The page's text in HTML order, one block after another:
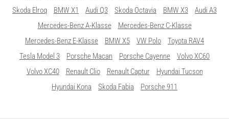
Skoda Elroq
BMW X1 Audi Q3 Skoda Octavia BMW X3
Audi A3
Mercedes-Benz A-Klasse
Mercedes-Benz C-Klasse
Mercedes-Benz E-Klasse
BMW X5 VW Polo
Toyota RAV4
Tesla Model 3
Porsche Macan Porsche Cayenne
Volvo XC60
Volvo XC40
Renault Clio Renault Captur
Hyundai Tucson
Hyundai Kona
Skoda Fabia Porsche 911